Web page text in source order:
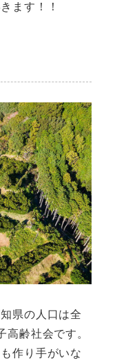
ます！！
県の人口は全
齢社会です。
作り手がいな